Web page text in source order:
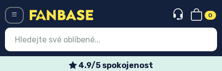
0
4.9/5 spokojenost